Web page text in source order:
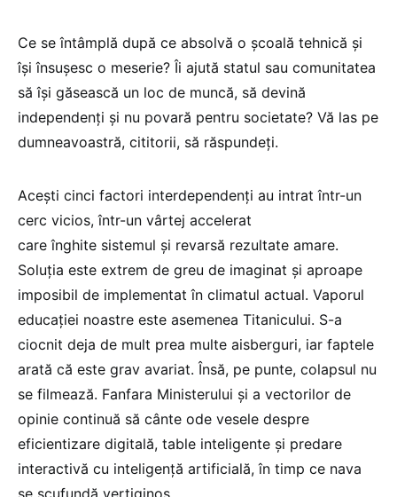
Ce se întâmplă după ce absolvă o școală tehnică și
își însușesc o meserie? Îi ajută statul sau comunitatea
să își găsească un loc de muncă, să devină
independenți și nu povară pentru societate? Vă las pe
dumneavoastră, cititorii, să răspundeți.
Acești cinci factori interdependenți au intrat într-un
cerc vicios, într-un vârtej accelerat
care înghite sistemul și revarsă rezultate amare.
Soluția este extrem de greu de imaginat și aproape
imposibil de implementat în climatul actual. Vaporul
educației noastre este asemenea Titanicului. S-a
ciocnit deja de mult prea multe aisberguri, iar faptele
arată că este grav avariat. Însă, pe punte, colapsul nu
se filmează. Fanfara Ministerului și a vectorilor de
opinie continuă să cânte ode vesele despre
eficientizare digitală, table inteligente și predare
interactivă cu inteligență artificială, în timp ce nava